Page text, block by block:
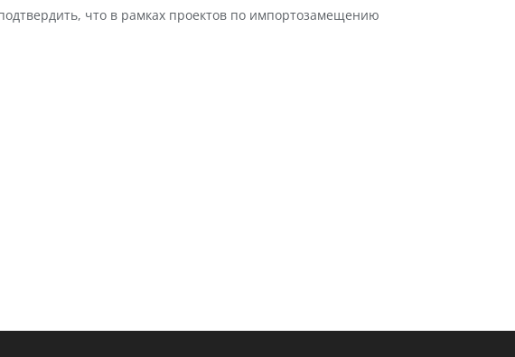
что в рамках проектов по импортозамещению